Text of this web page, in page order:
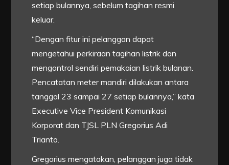
setiap bulannya, sebelum tagihan resmi
keluar.
“Dengan fitur ini pelanggan dapat
mengetahui perkiraan tagihan listrik dan
mengontrol sendiri pemakaian listrik bulanan.
Pencatatan meter mandiri dilakukan antara
tanggal 23 sampai 27 setiap bulannya,” kata
Executive Vice President Komunikasi
Korporat dan TJSL PLN Gregorius Adi
Trianto.
Gregorius mengatakan, pelanggan juga tidak